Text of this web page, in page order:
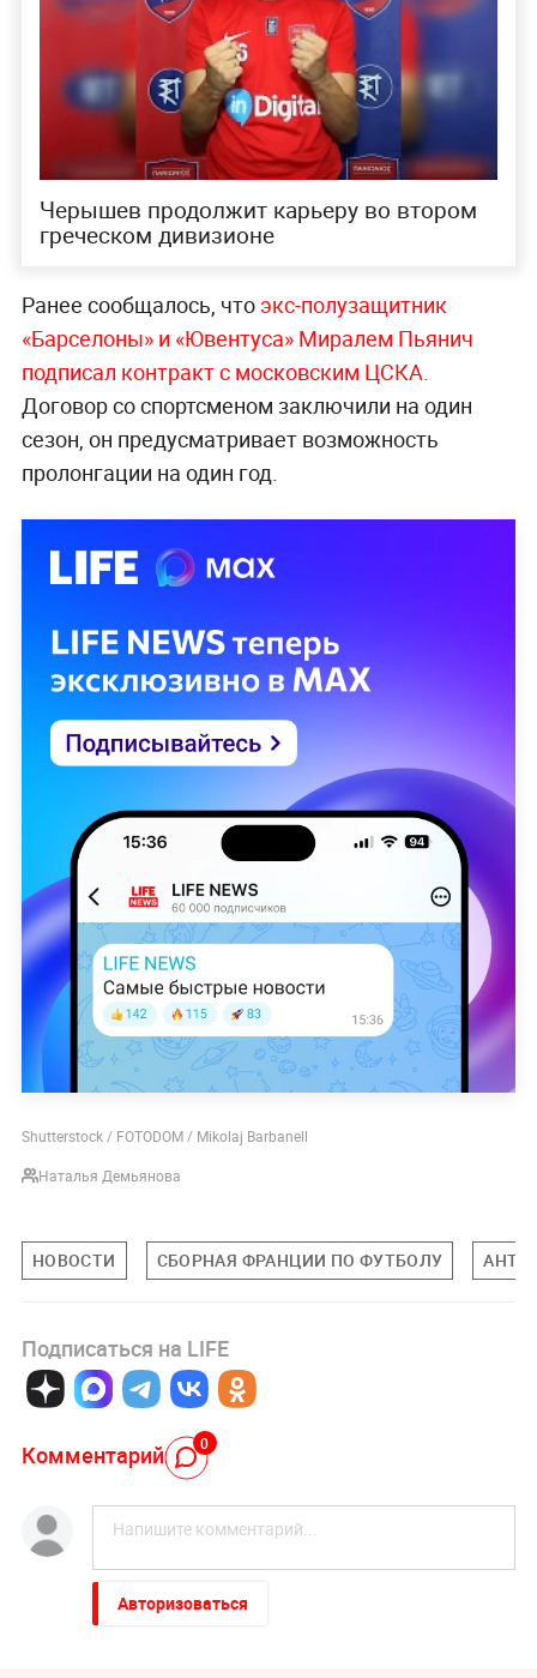
Черышев продолжит карьеру во втором
греческом дивизионе
Ранее сообщалось, чтоэкс-полузащитник
«Барселоны» и «Ювентуса» Миралем Пьянич
подписал контракт с московским ЦСКА.
Договор со спортсменом заключили на один
сезон, он предусматривает возможность
пролонгации на один год.
Shutterstock / FOTODOM / Mikolaj Barbanell
Наталья Демьянова
НОВОСТИ СБОРНАЯ ФРАНЦИИ ПО ФУТБОЛУ
Подписаться на LIFE
Комментарий 0
Авторизоваться